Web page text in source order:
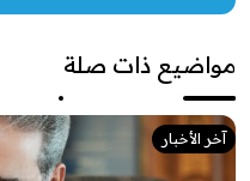
مواضيع ذات صلة
آخر الأخبار